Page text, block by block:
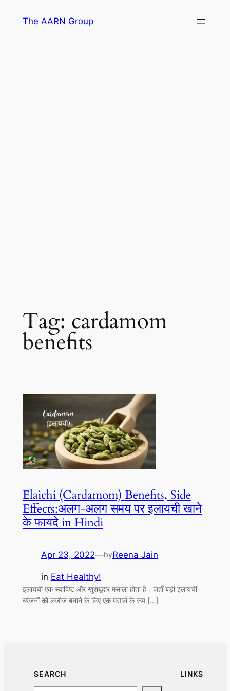
The AARN Group
Tag: cardamom
benefits
Elaichi (Cardamom) Benefits, Side
Effects:अलग-अलग समय पर इलायची खाने
के फायदे in Hindi
Apr 23, 2022—byReena Jain
in Eat Healthy!
इलायची एक स्वादिष्ट और खुशबूदार मसाला होता है। जहाँ बड़ी इलायची
व्यंजनों को लजीज बनाने के लिए एक मसाले के रूप […]
SEARCH LINKS